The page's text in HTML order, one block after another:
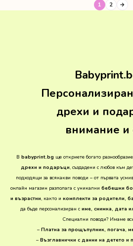
1 2 →
дрехи и
внимание и
В babyprint.bg ще откриете богато
дрехи и подаръци, създадени с любов към
подходящи за всякакви поводи – от първата
онлайн магазин разполага с уникални бебешки
и възрастни, както и комплекти за родители,
да бъде персонализиран с име, снимка, дата
Специални поводи? Имаме
– Платна за прощъпулник, погача,
– Възглавнички с данни на детето и